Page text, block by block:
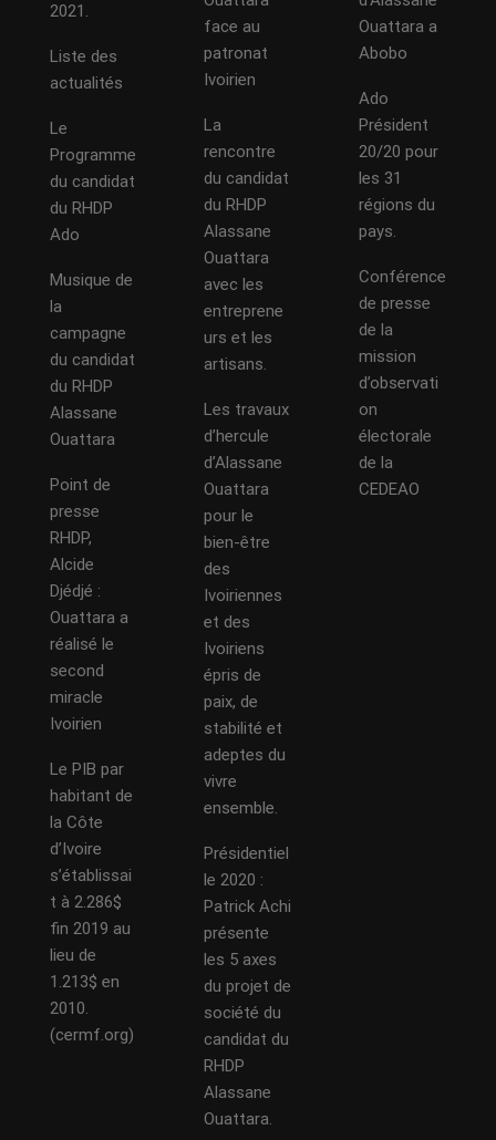
2021.
Liste des
actualités
Le
Programme
du candidat
du RHDP
Ado
Musique de
la
campagne
du candidat
du RHDP
Alassane
Ouattara
Point de
presse
RHDP,
Alcide
Djédjé :
Ouattara a
réalisé le
second
miracle
Ivoirien
Le PIB par
habitant de
la Côte
d’Ivoire
s’établissai
t à 2.286$
fin 2019 au
lieu de
1.213$ en
2010.
(cermf.org)
face au
patronat
Ivoirien
La
rencontre
du candidat
du RHDP
Alassane
Ouattara
avec les
entreprene
urs et les
artisans.
Les travaux
d’hercule
d’Alassane
Ouattara
pour le
bien-être
des
Ivoiriennes
et des
Ivoiriens
épris de
paix, de
stabilité et
adeptes du
vivre
ensemble.
Présidentiel
le 2020 :
Patrick Achi
présente
les 5 axes
du projet de
société du
candidat du
RHDP
Alassane
Ouattara.
Ouattara a
Abobo
Ado
Président
20/20 pour
les 31
régions du
pays.
Conférence
de presse
de la
mission
d’observati
on
électorale
de la
CEDEAO